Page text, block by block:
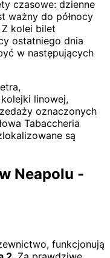
czasowe: dzienne
ważny do północy
kolei bilet
ostatniego dnia
w następujących
linowej,
oznaczonych
Tabaccheria
są
Neapolu -
funkcjonują